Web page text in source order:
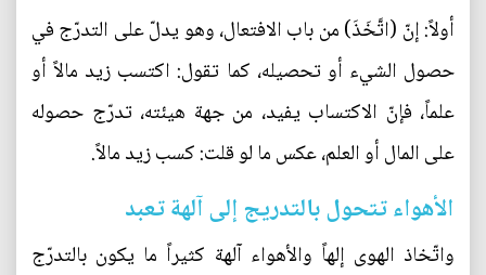
أولاً: إنّ (اتَّخَذَ) من باب الافتعال، وهو يدلّ على التدرّج في
حصول الشيء أو تحصيله، كما تقول: اكتسب زيد مالاً أو
علماً، فإنّ الاكتساب يفيد، من جهة هيئته، تدرّج حصوله
على المال أو العلم، عكس ما لو قلت: كسب زيد مالاً.
الأهواء تتحول بالتدريج إلى آلهة تعبد
واتّخاذ الهوى إلهاً والأهواء آلهة كثيراً ما يكون بالتدرّج